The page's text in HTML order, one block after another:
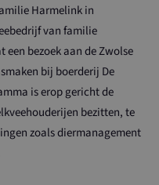
Harmelink in
van familie
bezoek aan de Zwolse
bij boerderij De
is erop gericht de
bezitten, te
zoals diermanagement